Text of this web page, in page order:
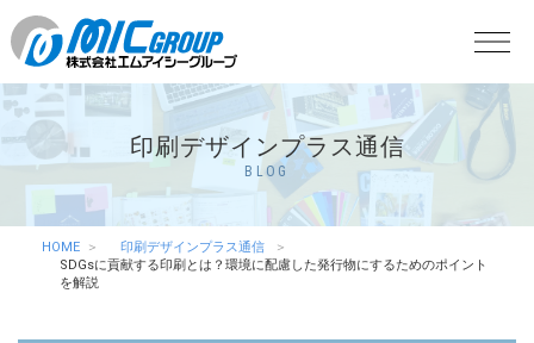
印刷デザインプラス通信
BLOG
HOME
印刷デザインプラス通信
SDGsに貢献する印刷とは？環境に配慮した発行物にするためのポイント
を解説